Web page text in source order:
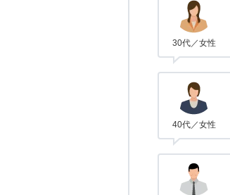
30代／女性
40代／女性